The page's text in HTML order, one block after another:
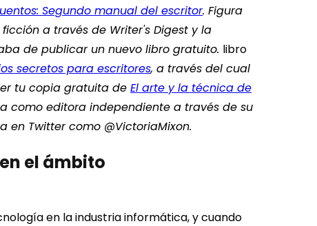
Segundo manual del escritor. Figura
a través de Writer's Digest y la
de publicar un nuevo libro gratuito. libro
secretos para escritores, a través del cual
tu copia gratuita de El arte y la técnica de
como editora independiente a través de su
Twitter como @VictoriaMixon.
el ámbito
en la industria informática, y cuando